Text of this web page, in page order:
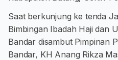
Saat berkunjung ke tenda
Bimbingan Ibadah Haji dan
Bandar disambut Pimpinan
Bandar, KH Anang Rikza